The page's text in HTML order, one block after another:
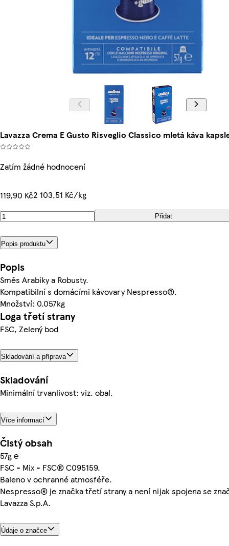
Lavazza Crema E Gusto Risveglio Classico mletá káva
Zatím žádné hodnocení
119,90 Kč2 103,51 Kč/kg
Přidat
Popis produktu
Popis
Směs Arabiky a Robusty.
Kompatibilní s domácími kávovary Nespresso®.
Množství: 0.057kg
Loga třetí strany
FSC, Zelený bod
Skladování a příprava
Skladování
Minimální trvanlivost: viz. obal.
Více informací
Čistý obsah
57g ℮
FSC - Mix - FSC® C095159.
Baleno v ochranné atmosféře.
Nespresso® je značka třetí strany a není nijak spojena se
Lavazza S.p.A.
Údaje o značce